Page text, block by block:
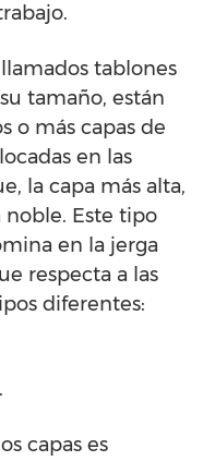
tablones
tamaño, están
o más capas de
en las
la capa más alta,
noble. Este tipo
en la jerga
respecta a las
diferentes:
capas es